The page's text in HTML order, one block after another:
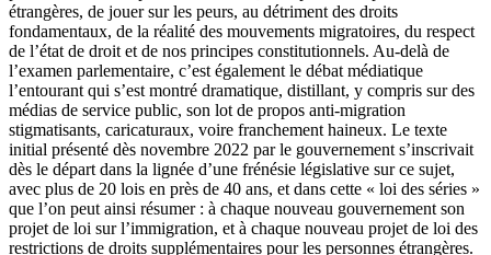
étrangères, de jouer sur les peurs, au détriment des droits
fondamentaux, de la réalité des mouvements migratoires, du respect
de l’état de droit et de nos principes constitutionnels. Au-delà de
l’examen parlementaire, c’est également le débat médiatique
l’entourant qui s’est montré dramatique, distillant, y compris sur des
médias de service public, son lot de propos anti-migration
stigmatisants, caricaturaux, voire franchement haineux. Le texte
initial présenté dès novembre 2022 par le gouvernement s’inscrivait
dès le départ dans la lignée d’une frénésie législative sur ce sujet,
avec plus de 20 lois en près de 40 ans, et dans cette « loi des séries »
que l’on peut ainsi résumer : à chaque nouveau gouvernement son
projet de loi sur l’immigration, et à chaque nouveau projet de loi des
restrictions de droits supplémentaires pour les personnes étrangères.